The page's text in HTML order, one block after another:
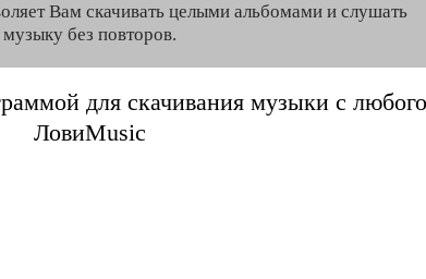
Вам скачивать целыми альбомами и слушать
музыку без повторов.
для скачивания музыки с
ЛовиMusic